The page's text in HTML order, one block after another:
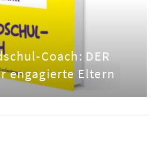
Coach: DER
engagierte Eltern